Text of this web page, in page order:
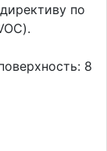
по
8